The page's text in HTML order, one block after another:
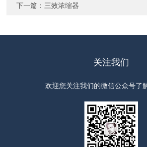
下一篇： 三效浓缩器
关注我们
欢迎您关注我们的微信公众号了